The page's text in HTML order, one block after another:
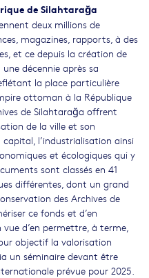
de Silahtarağa
deux millions de
magazines, rapports, à des
et ce depuis la création de
décennie après sa
la place particulière
ottoman à la République
de Silahtarağa offrent
de la ville et son
l’industrialisation ainsi
et écologiques qui y
sont classés en 41
différentes, dont un grand
des Archives de
ce fonds et d’en
d’en permettre, à terme,
objectif la valorisation
un séminaire devant être
prévue pour 2025.